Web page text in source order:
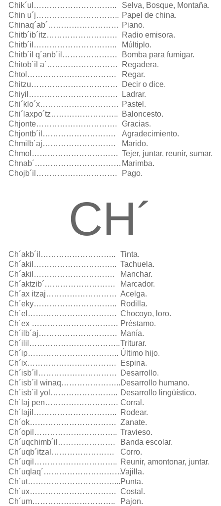
Chik´ul…………………………..
Chin u´j…………………………..
Chinaq´ab´………………………
Chitb´ib´itz………………………
Chitb´il…………………………..
Chitb´il q´anb´il…………………
Chitob´il a´………………………
Chtol…………………………….
Chitzu……………………………
Chiyil…………………………….
Chi´klo´x…………………………
Chi´laxpo´tz……………………..
Chjonte………………………….
Chjontb´il……………………….
Chmilb´aj……………………….
Chmol……………………………
Chnab´……………………………
Chojb´il………………………….
Selva, Bosque, Montaña.
Papel de china.
Piano.
Radio emisora.
Múltiplo.
Bomba para fumigar.
Regadera.
Regar.
Decir o dice.
Ladrar.
Pastel.
Baloncesto.
Gracias.
Agradecimiento.
Marido.
Tejer, juntar, reunir, sumar.
Marimba.
Pago.
CH´
Ch´akb´il………………………..
Ch´akil…………………………..
Ch´akil………………………….
Ch´aktzib´………………………
Ch´ax itzaj………………………
Ch´eky…………………………..
Ch´el…………………………….
Ch´ex ……………………………
Ch´ilb´aj…………………………
Ch´ilil……………………………..
Ch´ip……………………………..
Ch´ix…………………………….
Ch´isb´il…………………………
Ch´isb´il winaq…………………..
Ch´isb´il yol……………………..
Ch´laj pen……………………….
Ch´lajil…………………………..
Ch´ok……………………………
Ch´opil…………………………..
Ch´uqchimb´il………………….
Ch´uqb´itzal……………………
Ch´uqil…………………………..
Ch´uqlaq´…………………………
Ch´ut……………………………...
Ch´ux……………………………
Ch´um…………………………..
Tinta.
Tachuela.
Manchar.
Marcador.
Acelga.
Rodilla.
Chocoyo, loro.
Préstamo.
Manía.
Triturar.
Último hijo.
Espina.
Desarrollo.
Desarrollo humano.
Desarrollo lingüístico.
Corral.
Rodear.
Zanate.
Travieso.
Banda escolar.
Corro.
Reunir, amontonar, juntar.
Vajilla.
Punta.
Costal.
Pajon.